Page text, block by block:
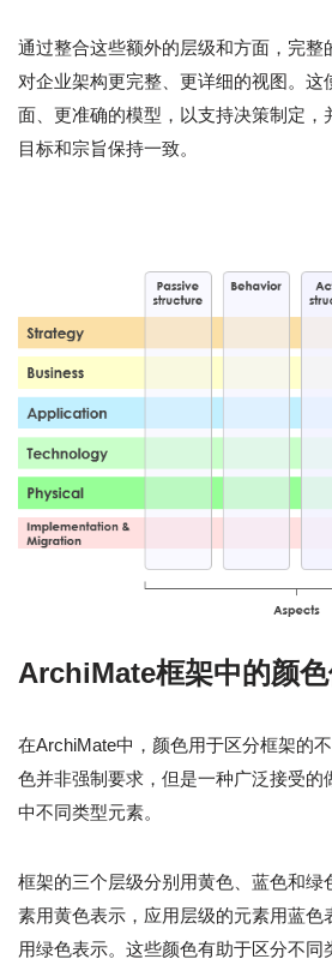
通过整合这些额外的层级和方面，完整
对企业架构更完整、更详细的视图。这
面、更准确的模型，以支持决策制定，
目标和宗旨保持一致。
ArchiMate框架中的颜色
在ArchiMate中，颜色用于区分框架的
色并非强制要求，但是一种广泛接受的
中不同类型元素。
框架的三个层级分别用黄色、蓝色和绿
素用黄色表示，应用层级的元素用蓝色
用绿色表示。这些颜色有助于区分不同